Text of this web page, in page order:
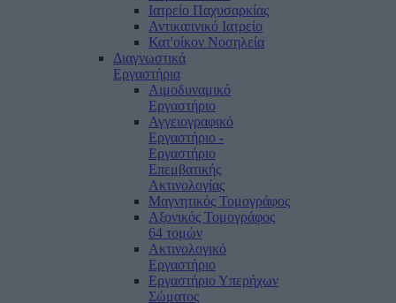
Ιατρείο Παχυσαρκίας
Αντικαπνικό Ιατρείο
Κατ'οίκον Νοσηλεία
Διαγνωστικά
Εργαστήρια
Αιμοδυναμικό
Εργαστήριο
Αγγειογραφικό
Εργαστήριο -
Εργαστήριο
Επεμβατικής
Ακτινολογίας
Μαγνητικός Τομογράφος
Αξονικός Τομογράφος
64 τομών
Ακτινολογικό
Εργαστήριο
Εργαστήριο Υπερήχων
Σώματος